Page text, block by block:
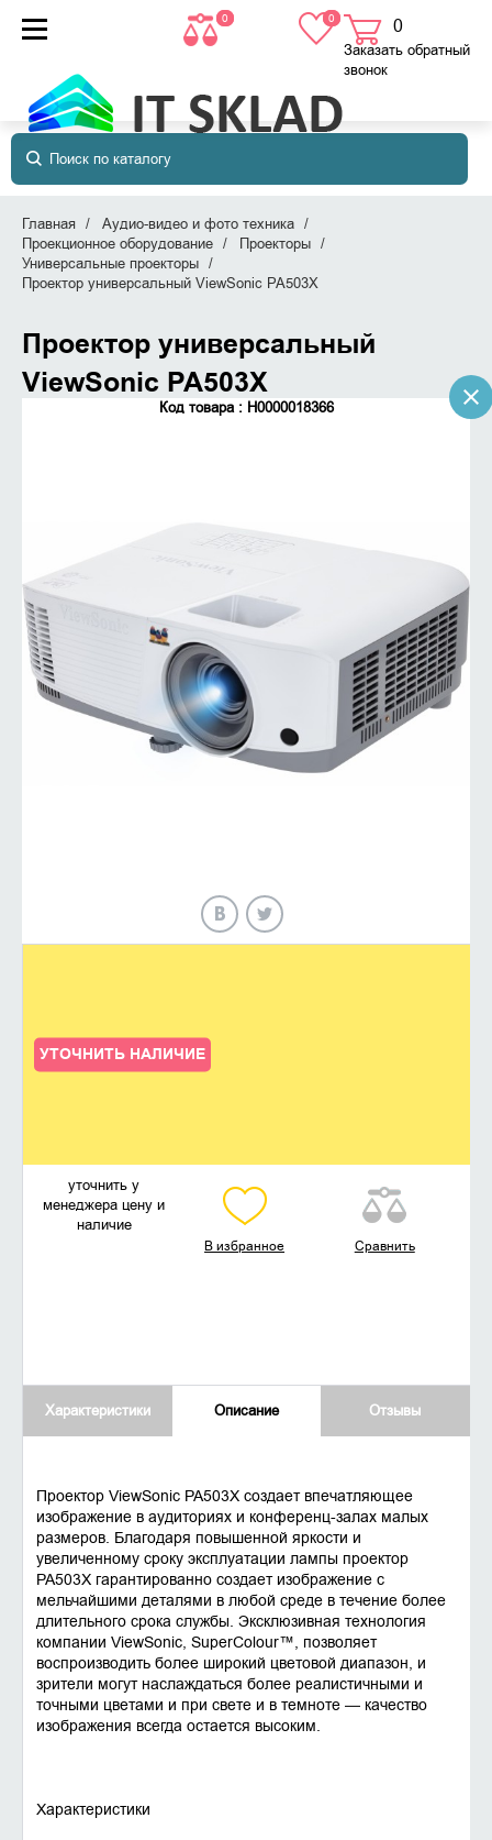
0 0 0
в корзине
Заказать обратный
звонок
Главная
Аудио-видео и фото техника
Проекционное оборудование
Проекторы
Универсальные проекторы
Проектор универсальный ViewSonic PA503X
Проектор универсальный
ViewSonic PA503X
Код товара : Н0000018366
УТОЧНИТЬ НАЛИЧИЕ
уточнить у
менеджера цену и
наличие
В избранное Сравнить
Характеристики Описание Отзывы
Проектор ViewSonic PA503X создает впечатляющее
изображение в аудиториях и конференц-залах малых
размеров. Благодаря повышенной яркости и
увеличенному сроку эксплуатации лампы проектор
PA503X гарантированно создает изображение с
мельчайшими деталями в любой среде в течение более
длительного срока службы. Эксклюзивная технология
компании ViewSonic, SuperColour™, позволяет
воспроизводить более широкий цветовой диапазон, и
зрители могут наслаждаться более реалистичными и
точными цветами и при свете и в темноте — качество
изображения всегда остается высоким.
Характеристики